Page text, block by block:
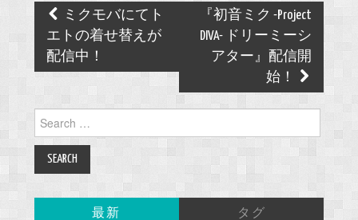
Post
navigation
ミクモバにてト
エトの着せ替えが
配信中！
『初音ミク -Project
DIVA- ドリーミーシ
アター』配信開
始！
for:
最新 タグ